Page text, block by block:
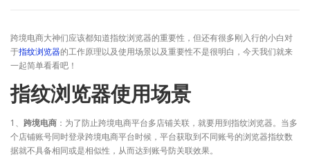
跨境电商大神们应该都知道指纹浏览器的重要性，但还有很多刚入行的小白对
于指纹浏览器的工作原理以及使用场景以及重要性不是很明白，今天我们就来
一起简单看看吧！
指纹浏览器使用场景
1、 跨境电商 ：为了防止跨境电商平台多店铺关联，就要用到指纹浏览器。当多
个店铺账号同时登录跨境电商平台时候，平台获取到不同账号的浏览器指纹数
据就不具备相同或是相似性，从而达到账号防关联效果。